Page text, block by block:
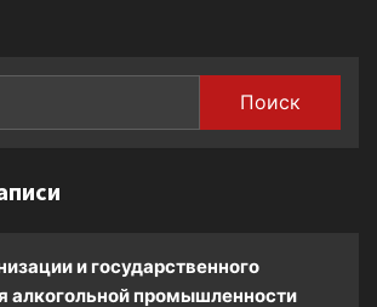
Поиск
и государственного
алкогольной промышленности